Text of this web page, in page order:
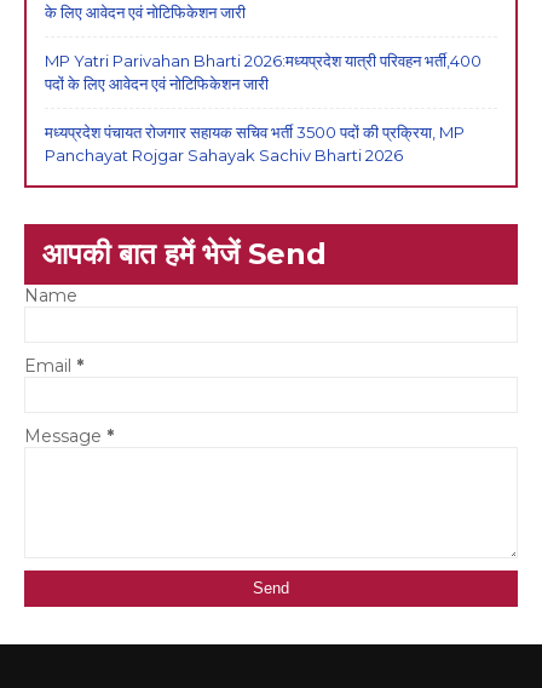
के लिए आवेदन एवं नोटिफिकेशन जारी
MP Yatri Parivahan Bharti 2026:मध्यप्रदेश यात्री परिवहन भर्ती,400
पदों के लिए आवेदन एवं नोटिफिकेशन जारी
मध्यप्रदेश पंचायत रोजगार सहायक सचिव भर्ती 3500 पदों की प्रक्रिया, MP
Panchayat Rojgar Sahayak Sachiv Bharti 2026
आपकी बात हमें भेजें Send
Name
Email *
Message *